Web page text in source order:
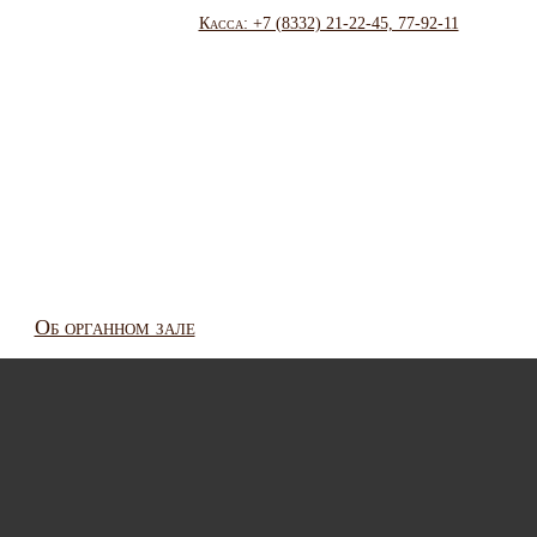
Касса: +7 (8332) 21-22-45, 77-92-11
Об органном зале